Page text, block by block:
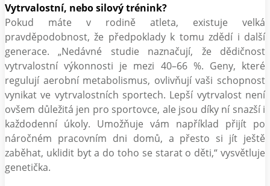
Vytrvalostní, nebo silový trénink?
Pokud máte v rodině atleta, existuje velká
pravděpodobnost, že předpoklady k tomu zdědí i další
generace. „Nedávné studie naznačují, že dědičnost
vytrvalostní výkonnosti je mezi 40–66 %. Geny, které
regulují aerobní metabolismus, ovlivňují vaši schopnost
vynikat ve vytrvalostních sportech. Lepší vytrvalost není
ovšem důležitá jen pro sportovce, ale jsou díky ní snazší i
každodenní úkoly. Umožňuje vám například přijít po
náročném pracovním dni domů, a přesto si jít ještě
zaběhat, uklidit byt a do toho se starat o děti,“ vysvětluje
genetička.